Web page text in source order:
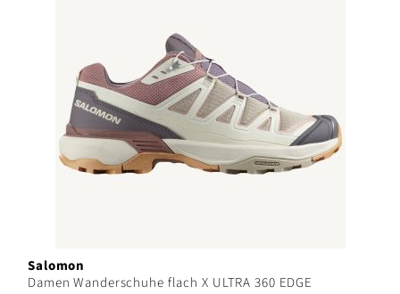
Salomon
Damen Wanderschuhe flach X ULTRA 360 EDGE